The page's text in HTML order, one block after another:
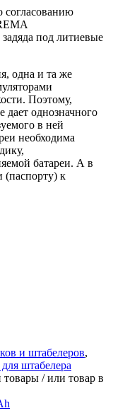
согласованию
под литиевые
одна и та же
Поэтому,
дает однозначного
в ней
необходима
батареи. А в
(паспорту) к
и штабелеров,
штабелера
/ или товар в